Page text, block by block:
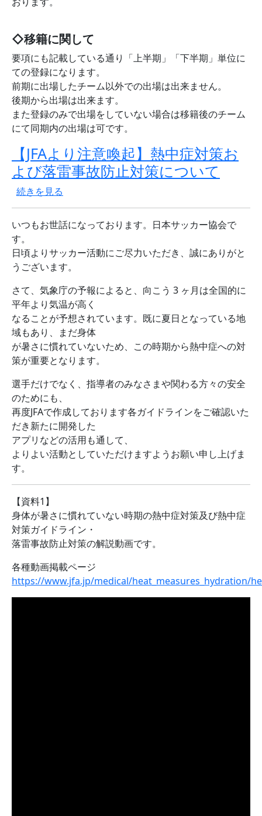
◇移籍に関して
要項にも記載している通り「上半期」「下半期」単位に
ての登録になります。
前期に出場したチーム以外での出場は出来ません。
後期から出場は出来ます。
また登録のみで出場をしていない場合は移籍後のチーム
にて同期内の出場は可です。
【JFAより注意喚起】熱中症対策お
よび落雷事故防止対策について
【JFAより注意喚起】熱中症対策および落雷事故防止対策
続きを見る
いつもお世話になっております。日本サッカー協会で
す。
日頃よりサッカー活動にご尽力いただき、誠にありがと
うございます。
さて、気象庁の予報によると、向こう 3 ヶ月は全国的に
平年より気温が高く
なることが予想されています。既に夏日となっている地
域もあり、まだ身体
が暑さに慣れていないため、この時期から熱中症への対
策が重要となります。
選手だけでなく、指導者のみなさまや関わる方々の安全
のためにも、
再度JFAで作成しております各ガイドラインをご確認いた
だき新たに開発した
アプリなどの活用も通して、
よりよい活動としていただけますようお願い申し上げま
す。
【資料1】
身体が暑さに慣れていない時期の熱中症対策及び熱中症
対策ガイドライン・
落雷事故防止対策の解説動画です。
各種動画掲載ページ
https://www.jfa.jp/medical/heat_measures_hydration/